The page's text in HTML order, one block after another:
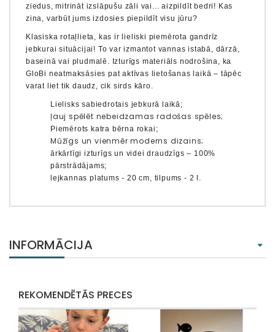
ziedus, mitrināt izslāpušu zāli vai... aizpildīt bedri! Kas
zina, varbūt jums izdosies piepildīt visu jūru?
Klasiska rotaļlieta, kas ir lieliski piemērota gandrīz
jebkurai situācijai! To var izmantot vannas istabā, dārzā,
baseinā vai pludmalē. Izturīgs materiāls nodrošina, ka
GloBi neatmaksāsies pat aktīvas lietošanas laikā – tāpēc
varat liet tik daudz, cik sirds kāro.
Lielisks sabiedrotais jebkurā laikā;
ļauj spēlēt nebeidzamas radošas spēles;
Piemērots katra bērna rokai;
Mūžīgs un vienmēr moderns dizains;
ārkārtīgi izturīgs un videi draudzīgs – ​​100%
pārstrādājams;
lejkannas platums - 20 cm, tilpums - 2 l.
INFORMĀCIJA
REKOMENDĒTĀS PRECES